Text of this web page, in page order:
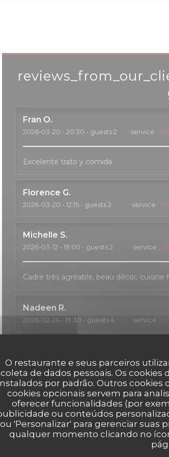
O restaurante e seus parceiros
coleta de dados pessoais. Os
por padrão. Outros
cookies opcionais servem para
oferecer funcionalidades (por
ou conteúdos
ou 'Personalizar' para gerenciar suas
qualquer momento clicando no
Fran O
2026-03-20 - 20:30 - guests 2 service : 5/5
Excelente trato y comida
Florence G
2026-03-20 - 12:15 - guests 2 service : 5/
Michelle S
2026-03-12 - 19:00 - guests 2 service : 5/
Cadre très agréable, beau décor,
Nadeen R
2026-02-24 - 19:30 - guests 4 service : 5/
2026-02-06- 21:00 - guests 2 service :2/
Une carte des vins d'exception, une
une salle fort agréable.
TOSHIE K
service:5/